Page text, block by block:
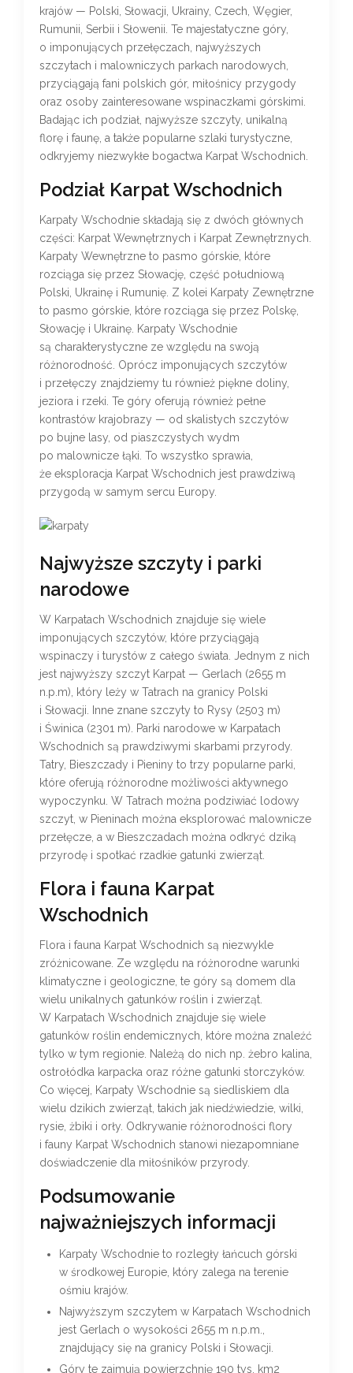
krajów — Polski, Słowacji, Ukrainy, Czech, Węgier,
Rumunii, Serbii i Słowenii. Te majestatyczne góry,
o imponujących przełęczach, najwyższych
szczytach i malowniczych parkach narodowych,
przyciągają fani polskich gór, miłośnicy przygody
oraz osoby zainteresowane wspinaczkami górskimi.
Badając ich podział, najwyższe szczyty, unikalną
florę i faunę, a także popularne szlaki turystyczne,
odkryjemy niezwykłe bogactwa Karpat Wschodnich.
Podział Karpat Wschodnich
Karpaty Wschodnie składają się z dwóch głównych
części: Karpat Wewnętrznych i Karpat Zewnętrznych.
Karpaty Wewnętrzne to pasmo górskie, które
rozciąga się przez Słowację, część południową
Polski, Ukrainę i Rumunię. Z kolei Karpaty Zewnętrzne
to pasmo górskie, które rozciąga się przez Polskę,
Słowację i Ukrainę. Karpaty Wschodnie
są charakterystyczne ze względu na swoją
różnorodność. Oprócz imponujących szczytów
i przełęczy znajdziemy tu również piękne doliny,
jeziora i rzeki. Te góry oferują również pełne
kontrastów krajobrazy — od skalistych szczytów
po bujne lasy, od piaszczystych wydm
po malownicze łąki. To wszystko sprawia,
że eksploracja Karpat Wschodnich jest prawdziwą
przygodą w samym sercu Europy.
Najwyższe szczyty i parki
narodowe
W Karpatach Wschodnich znajduje się wiele
imponujących szczytów, które przyciągają
wspinaczy i turystów z całego świata. Jednym z nich
jest najwyższy szczyt Karpat — Gerlach (2655 m
n.p.m), który leży w Tatrach na granicy Polski
i Słowacji. Inne znane szczyty to Rysy (2503 m)
i Świnica (2301 m). Parki narodowe w Karpatach
Wschodnich są prawdziwymi skarbami przyrody.
Tatry, Bieszczady i Pieniny to trzy popularne parki,
które oferują różnorodne możliwości aktywnego
wypoczynku. W Tatrach można podziwiać lodowy
szczyt, w Pieninach można eksplorować malownicze
przełęcze, a w Bieszczadach można odkryć dziką
przyrodę i spotkać rzadkie gatunki zwierząt.
Flora i fauna Karpat
Wschodnich
Flora i fauna Karpat Wschodnich są niezwykle
zróżnicowane. Ze względu na różnorodne warunki
klimatyczne i geologiczne, te góry są domem dla
wielu unikalnych gatunków roślin i zwierząt.
W Karpatach Wschodnich znajduje się wiele
gatunków roślin endemicznych, które można znaleźć
tylko w tym regionie. Należą do nich np. żebro kalina,
ostrołódka karpacka oraz różne gatunki storczyków.
Co więcej, Karpaty Wschodnie są siedliskiem dla
wielu dzikich zwierząt, takich jak niedźwiedzie, wilki,
rysie, żbiki i orły. Odkrywanie różnorodności flory
i fauny Karpat Wschodnich stanowi niezapomniane
doświadczenie dla miłośników przyrody.
Podsumowanie
najważniejszych informacji
Karpaty Wschodnie to rozległy łańcuch górski
w środkowej Europie, który zalega na terenie
ośmiu krajów.
Najwyższym szczytem w Karpatach Wschodnich
jest Gerlach o wysokości 2655 m n.p.m.,
znajdujący się na granicy Polski i Słowacji.
Góry te zajmują powierzchnię 190 tys. km2